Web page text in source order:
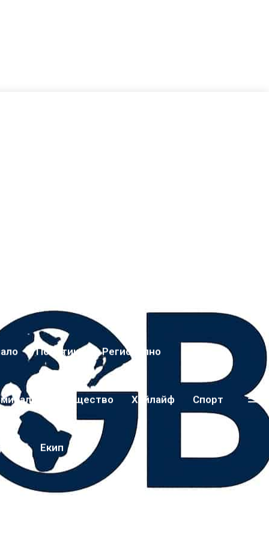
Политика Регионално
Общество Хайлайф Спорт
Екип